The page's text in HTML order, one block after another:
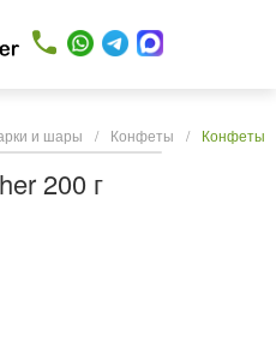
и шары / Конфеты / Конфеты
200 г